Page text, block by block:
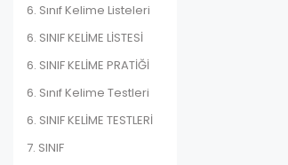
6. Sınıf Kelime Listeleri
6. SINIF KELİME LİSTESİ
6. SINIF KELİME PRATİĞİ
6. Sınıf Kelime Testleri
6. SINIF KELİME TESTLERİ
7. SINIF